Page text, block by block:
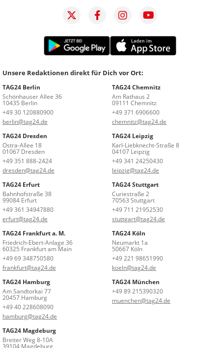
Unsere Redaktionen direkt für Dich vor Ort:
TAG24 Berlin
Schönhauser Allee 36
10435 Berlin
+49 30 120880900
berlin@tag24.de
TAG24 Chemnitz
Am Rathaus 2
09111 Chemnitz
+49 371 6906600
chemnitz@tag24.de
TAG24 Dresden
Ostra-Allee 18
01067 Dresden
+49 351 888-2424
dresden@tag24.de
TAG24 Leipzig
Karl-Liebknecht-Straße 8
04107 Leipzig
+49 341 24250430
leipzig@tag24.de
TAG24 Erfurt
Bahnhofstraße 38
99084 Erfurt
+49 361 34947880
erfurt@tag24.de
TAG24 Stuttgart
Curiestraße 2
70563 Stuttgart
+49 711 21952530
stuttgart@tag24.de
TAG24 Frankfurt a. M.
Friedrich-Ebert-Anlage 36
60325 Frankfurt am Main
+49 69 348750580
frankfurt@tag24.de
TAG24 Köln
Neumarkt 1a
50667 Köln
+49 221 98651990
koeln@tag24.de
TAG24 Hamburg
Am Sandtorkai 77
20457 Hamburg
+49 40 228608090
hamburg@tag24.de
TAG24 München
+49 89 215390320
muenchen@tag24.de
TAG24 Magdeburg
Breiter Weg 8-10A
39104 Magdeburg